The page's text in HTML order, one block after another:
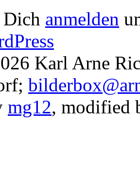
Dich anmelden
Karl Arne
mg12, modified